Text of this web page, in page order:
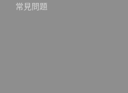
常見問題